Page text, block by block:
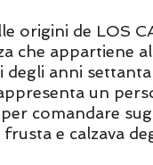
origini de LOS
che
degli anni
un
comandare
e calzava